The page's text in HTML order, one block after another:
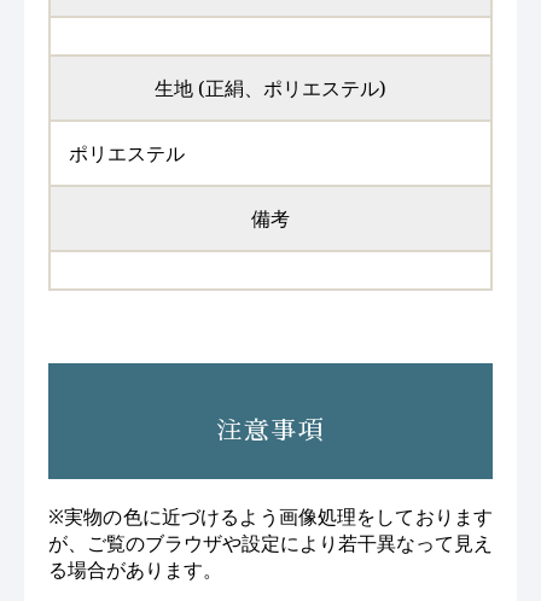
生地 (正絹、ポリエステル)
ポリエステル
備考
注意事項
※実物の色に近づけるよう画像処理をしております
が、ご覧のブラウザや設定により若干異なって見え
る場合があります。